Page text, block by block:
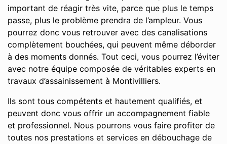
important de réagir très vite, parce que plus le temps
passe, plus le problème prendra de l’ampleur. Vous
pourrez donc vous retrouver avec des canalisations
complètement bouchées, qui peuvent même déborder
à des moments donnés. Tout ceci, vous pourrez l’éviter
avec notre équipe composée de véritables experts en
travaux d’assainissement à Montivilliers.
Ils sont tous compétents et hautement qualifiés, et
peuvent donc vous offrir un accompagnement fiable
et professionnel. Nous pourrons vous faire profiter de
toutes nos prestations et services en débouchage de